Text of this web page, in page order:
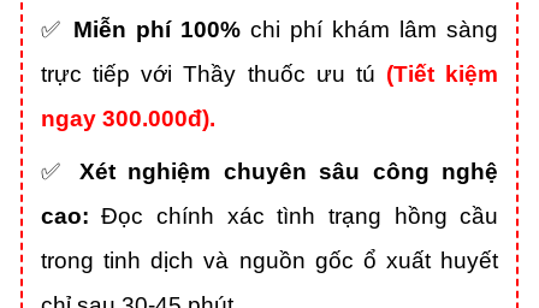
✅ Miễn phí 100%chi phí khám lâm sàng
trực tiếp với Thầy thuốc ưu tú (Tiết kiệm
ngay 300.000đ).
✅ Xét nghiệm chuyên sâu công nghệ
cao: Đọc chính xác tình trạng hồng cầu
trong tinh dịch và nguồn gốc ổ xuất huyết